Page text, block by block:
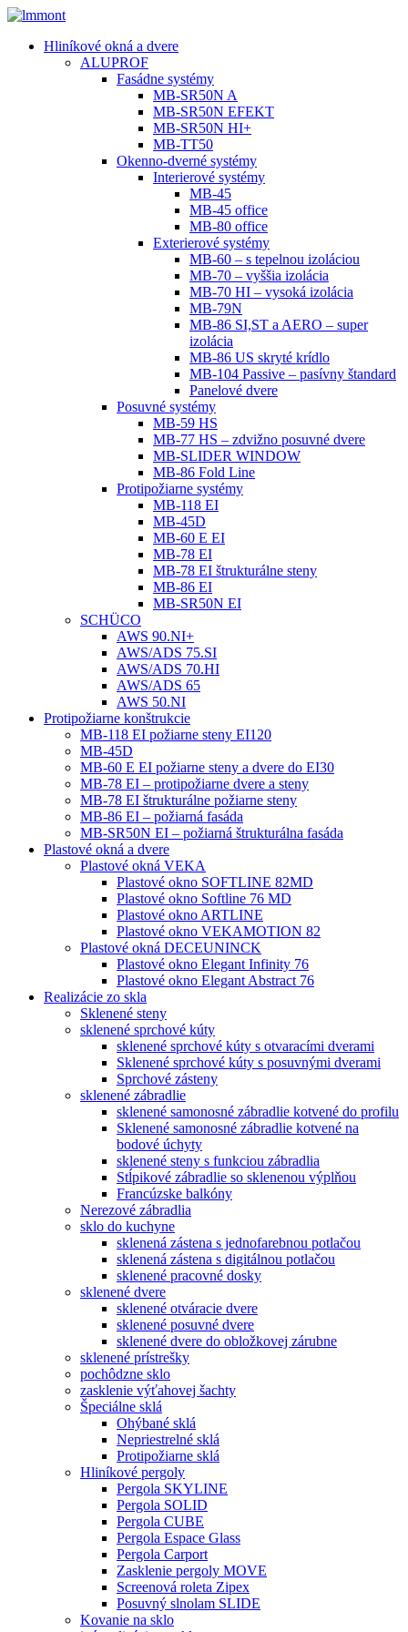
Hliníkové okná a dvere
ALUPROF
Fasádne systémy
MB-SR50N A
MB-SR50N EFEKT
MB-SR50N HI+
MB-TT50
Okenno-dverné systémy
Interierové systémy
MB-45
MB-45 office
MB-80 office
Exterierové systémy
MB-60 – s tepelnou izoláciou
MB-70 – vyššia izolácia
MB-70 HI – vysoká izolácia
MB-79N
MB-86 SI,ST a AERO – super
izolácia
MB-86 US skryté krídlo
MB-104 Passive – pasívny štandard
Panelové dvere
Posuvné systémy
MB-59 HS
MB-77 HS – zdvižno posuvné dvere
MB-SLIDER WINDOW
MB-86 Fold Line
Protipožiarne systémy
MB-118 EI
MB-45D
MB-60 E EI
MB-78 EI
MB-78 EI štrukturálne steny
MB-86 EI
MB-SR50N EI
SCHÜCO
AWS 90.NI+
AWS/ADS 75.SI
AWS/ADS 70.HI
AWS/ADS 65
AWS 50.NI
Protipožiarne konštrukcie
MB-118 EI požiarne steny EI120
MB-45D
MB-60 E EI požiarne steny a dvere do EI30
MB-78 EI – protipožiarne dvere a steny
MB-78 EI štrukturálne požiarne steny
MB-86 EI – požiarná fasáda
MB-SR50N EI – požiarná štrukturálna fasáda
Plastové okná a dvere
Plastové okná VEKA
Plastové okno SOFTLINE 82MD
Plastové okno Softline 76 MD
Plastové okno ARTLINE
Plastové okno VEKAMOTION 82
Plastové okná DECEUNINCK
Plastové okno Elegant Infinity 76
Plastové okno Elegant Abstract 76
Realizácie zo skla
Sklenené steny
sklenené sprchové kúty
sklenené sprchové kúty s otvaracími dverami
Sklenené sprchové kúty s posuvnými dverami
Sprchové zásteny
sklenené zábradlie
sklenené samonosné zábradlie kotvené do profilu
Sklenené samonosné zábradlie kotvené na
bodové úchyty
sklenené steny s funkciou zábradlia
Stĺpikové zábradlie so sklenenou výplňou
Francúzske balkóny
Nerezové zábradlia
sklo do kuchyne
sklenená zástena s jednofarebnou potlačou
sklenená zástena s digitálnou potlačou
sklenené pracovné dosky
sklenené dvere
sklenené otváracie dvere
sklenené posuvné dvere
sklenené dvere do obložkovej zárubne
sklenené prístrešky
pochôdzne sklo
zasklenie výťahovej šachty
Špeciálne sklá
Ohýbané sklá
Nepriestrelné sklá
Protipožiarne sklá
Hliníkové pergoly
Pergola SKYLINE
Pergola SOLID
Pergola CUBE
Pergola Espace Glass
Pergola Carport
Zasklenie pergoly MOVE
Screenová roleta Zipex
Posuvný slnolam SLIDE
Kovanie na sklo